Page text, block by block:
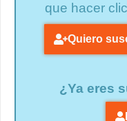
que hacer
Quiero
¿Ya eres